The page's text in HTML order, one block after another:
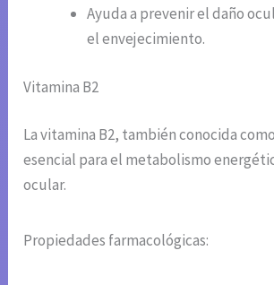
Ayuda a prevenir el daño
el envejecimiento.
Vitamina B2
La vitamina B2, también conocida
esencial para el metabolismo
ocular.
Propiedades farmacológicas: